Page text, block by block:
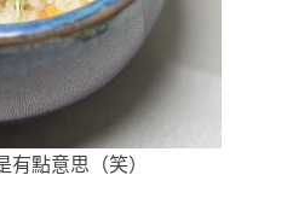
點意思（笑）